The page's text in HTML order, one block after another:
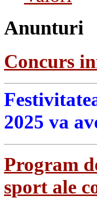
Anunturi
Concurs
2025 va
Program
sport ale